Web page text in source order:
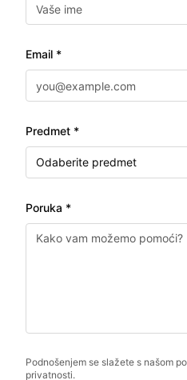
Email *
Predmet *
Odaberite predmet
Poruka *
Podnošenjem se slažete s našom
privatnosti.